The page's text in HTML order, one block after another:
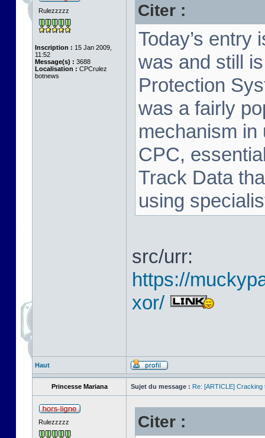
Rulezzzzz
Inscription : 15 Jan 2009,
11:52
Message(s) : 3688
Localisation : CPCrulez
botnews
Citer :
Today’s entry
was and still
Protection
was a fairly
mechanism in
CPC,
Track Data
using
src/urr:
https://
xor/
Haut
Princesse Mariana Sujet du message : Re: [ARTICLE] Cracking
Rulezzzzz Citer :